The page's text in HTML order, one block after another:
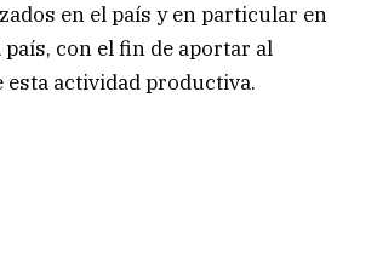
en el país y en particular en
con el fin de aportar al
actividad productiva.